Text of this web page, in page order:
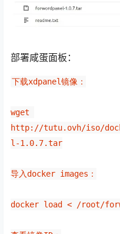
部署咸蛋面板：
下载xdpanel镜像：
wget
http://tutu.ovh/iso/
l-1.0.7.tar
导入docker images：
docker load < /root/